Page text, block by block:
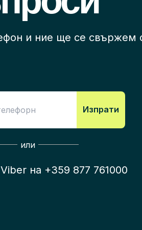
и ние ще се свържем
Изпрати
или
Viber на +359 877 761000